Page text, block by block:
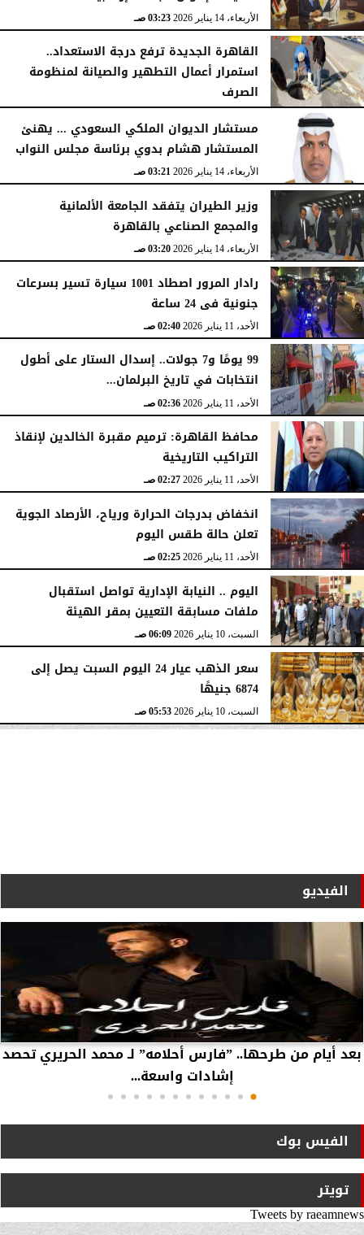
الأربعاء، 14 يناير 2026 03:23 صـ
القاهرة الجديدة ترفع درجة الاستعداد..
استمرار أعمال التطهير والصيانة لمنظومة
الصرف
مستشار الديوان الملكي السعودي ... يهنئ
المستشار هشام بدوي برئاسة مجلس النواب
الأربعاء، 14 يناير 2026 03:21 صـ
وزير الطيران يتفقد الجامعة الألمانية
والمجمع الصناعي بالقاهرة
الأربعاء، 14 يناير 2026 03:20 صـ
رادار المرور اصطاد 1001 سيارة تسير بسرعات
جنونية فى 24 ساعة
الأحد، 11 يناير 2026 02:40 صـ
99 يومًا و7 جولات.. إسدال الستار على أطول
انتخابات في تاريخ البرلمان...
الأحد، 11 يناير 2026 02:36 صـ
محافظ القاهرة: ترميم مقبرة الخالدين لإنقاذ
التراكيب التاريخية
الأحد، 11 يناير 2026 02:27 صـ
انخفاض بدرجات الحرارة ورياح، الأرصاد الجوية
تعلن حالة طقس اليوم
الأحد، 11 يناير 2026 02:25 صـ
اليوم .. النيابة الإدارية تواصل استقبال
ملفات مسابقة التعيين بمقر الهيئة
السبت، 10 يناير 2026 06:09 صـ
سعر الذهب عيار 24 اليوم السبت يصل إلى
6874 جنيهًا
السبت، 10 يناير 2026 05:53 صـ
الفيديو
بعد أيام من طرحها.. ”فارس أحلامه” لـ محمد الحريري تحصد
إشادات واسعة...
الفيس بوك
تويتر
Tweets by raeamnews